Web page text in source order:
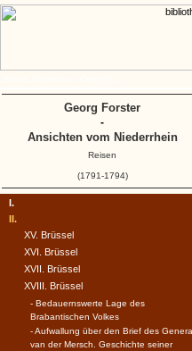
I.
II.
XV. Brüssel
XVI. Brüssel
XVII. Brüssel
XVIII. Brüssel
- Bedauernswerte Lage des
Brabantischen Volkes
- Aufwallung über den Brief des
van der Mersch. Geschichte seiner
Georg Forster
-
Ansichten vom Niederrhein
Reisen
(1791-1794)